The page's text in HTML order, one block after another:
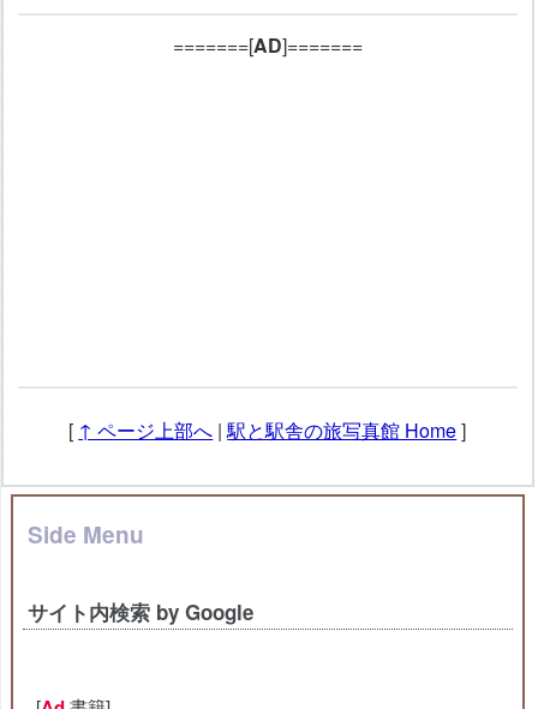
=======[AD]=======
[ ↑ ページ上部へ |駅と駅舎の旅写真館 Home]
Side Menu
サイト内検索 by Google